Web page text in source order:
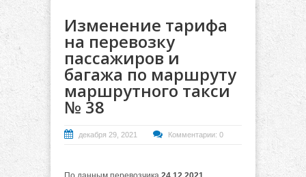
Изменение тарифа
на перевозку
пассажиров и
багажа по маршруту
маршрутного такси
№ 38
декабря 29, 2021 Комментарии: 0